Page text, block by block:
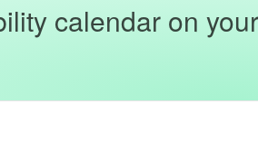
calendar on